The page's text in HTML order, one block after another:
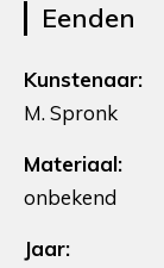
Eenden
Kunstenaar:
M. Spronk
Materiaal:
onbekend
Jaar: